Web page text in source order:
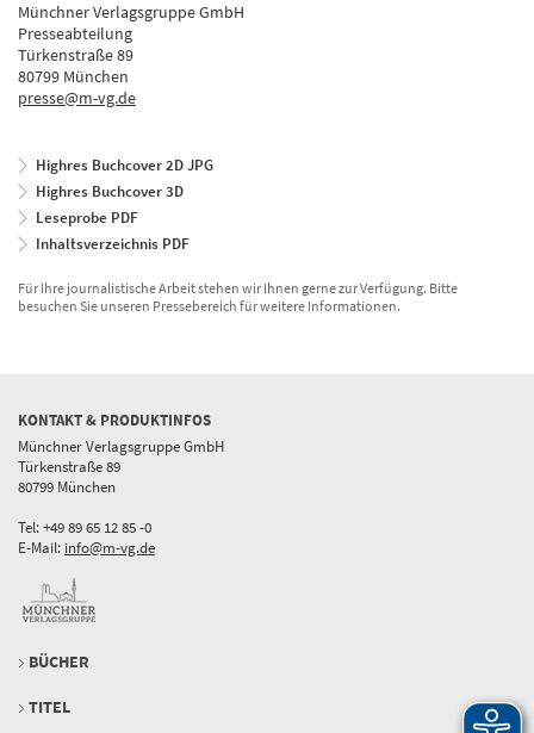
Münchner Verlagsgruppe GmbH
Presseabteilung
Türkenstraße 89
80799 München
presse@m-vg.de
Highres Buchcover 2D JPG
Highres Buchcover 3D
Leseprobe PDF
Inhaltsverzeichnis PDF
Für Ihre journalistische Arbeit stehen wir Ihnen gerne zur Verfügung. Bitte
besuchen Sie unseren Pressebereich für weitere Informationen.
KONTAKT & PRODUKTINFOS
Münchner Verlagsgruppe GmbH
Türkenstraße 89
80799 München
Tel: +49 89 65 12 85 -0
E-Mail: info@m-vg.de
BÜCHER
TITEL